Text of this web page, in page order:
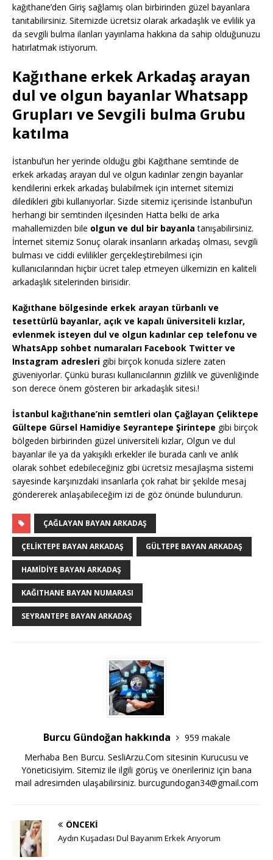
kağıthane’den Giriş sağlamış olan birbirinden güzel bayanlara
tanıtabilirsiniz. Sitemizde ücretsiz olarak arkadaşlık ve evlilik ya
da sevgili bulma ilanları yayınlama hakkına da sahip olduğunuzu
hatırlatmak istiyorum.
Kağıthane erkek Arkadaş arayan
dul ve olgun bayanlar Whatsapp
Grupları ve Sevgili bulma Grubu
katılma
İstanbul’un her yerinde olduğu gibi Kağıthane semtinde de
erkek arkadaş arayan dul ve olgun kadınlar zengin bayanlar
kendilerini erkek arkadaş bulabilmek için internet sitemizi
diledikleri gibi kullanıyorlar. Sizde sitemiz içerisinde İstanbul’un
herhangi bir semtinden ilçesinden Hatta belki de arka
mahallemizden bile olgun ve dul bir bayanla tanışabilirsiniz.
İnternet sitemiz Sonuç olarak insanların arkadaş olması, sevgili
bulması ve ciddi evlilikler gerçekleştirebilmesi için
kullanıcılarından hiçbir ücret talep etmeyen ülkemizin en kaliteli
arkadaşlık sitelerinden birisidir.
Kağıthane bölgesinde erkek arayan türbanlı ve
tesettürlü bayanlar, açık ve kapalı üniversiteli kızlar,
evlenmek isteyen dul ve olgun kadınlar cep telefonu ve
WhatsApp sohbet numaraları Facebook Twitter ve
Instagram adresleri gibi birçok konuda sizlere zaten
güveniyorlar. Çünkü burası kullanıcılarının gizlilik ve güvenliğinde
son derece önem gösteren bir arkadaşlık sitesi.!
İstanbul kağıthane’nin semtleri olan Çağlayan Çeliktepe
Gültepe Gürsel Hamidiye Seyrantepe Şirintepe gibi birçok
bölgeden birbirinden güzel üniversiteli kızlar, Olgun ve dul
bayanlar ile ya da yakışıklı erkekler ile burada canlı ve anlık
olarak sohbet edebileceğiniz gibi ücretsiz mesajlaşma sistemi
sayesinde karşınızdaki insanlarla çok rahat bir şekilde mesaj
göndererek anlaşabileceğim izi de göz önünde bulundurun.
ÇAĞLAYAN BAYAN ARKADAŞ
ÇELIKTEPE BAYAN ARKADAŞ GÜLTEPE BAYAN ARKADAŞ
HAMIDIYE BAYAN ARKADAŞ
KAĞITHANE BAYAN NUMARASI
SEYRANTEPE BAYAN ARKADAŞ
Burcu Gündoğan hakkında
959 makale
Merhaba Ben Burcu. SesliArzu.Com sitesinin Kurucusu ve
Yöneticisiyim. Sitemiz ile ilgili görüş ve önerileriniz için bana
mail adresimden ulaşabilirsiniz. burcugundogan34@gmail.com
ÖNCEKI
Aydın Kuşadası Dul Bayanım Erkek Arıyorum